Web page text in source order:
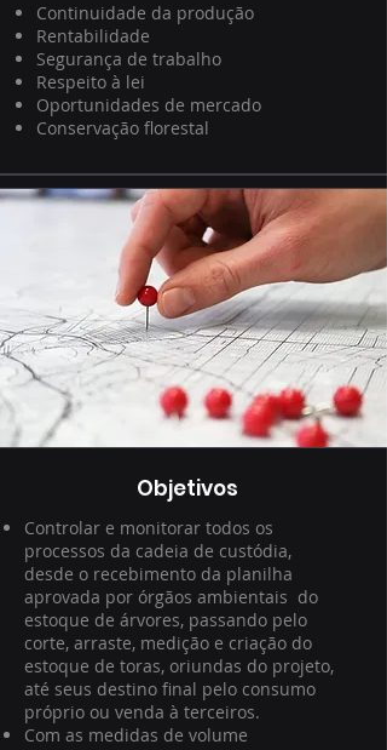
Continuidade da produção
Rentabilidade
Segurança de trabalho
Respeito à lei
Oportunidades de mercado
Conservação florestal
Objetivos
Controlar e monitorar todos os
processos da cadeia de custódia,
desde o recebimento da planilha
aprovada por órgãos ambientais do
estoque de árvores, passando pelo
corte, arraste, medição e criação do
estoque de toras, oriundas do projeto,
até seus destino final pelo consumo
próprio ou venda à terceiros.
Com as medidas de volume